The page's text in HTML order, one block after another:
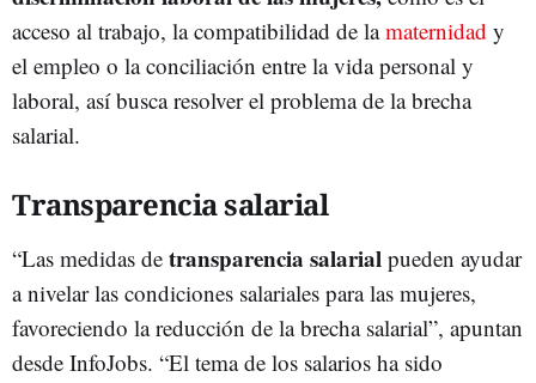
acceso al trabajo, la compatibilidad de lamaternidad y
el empleo o la conciliación entre la vida personal y
laboral, así busca resolver el problema de la brecha
salarial.
Transparencia salarial
“Las medidas de transparencia salarial pueden ayudar
a nivelar las condiciones salariales para las mujeres,
favoreciendo la reducción de la brecha salarial”, apuntan
desde InfoJobs. “El tema de los salarios ha sido